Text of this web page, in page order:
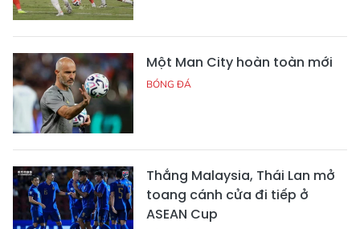
Một Man City hoàn toàn mới
BÓNG ĐÁ
Thắng Malaysia, Thái Lan mở
toang cánh cửa đi tiếp ở
ASEAN Cup